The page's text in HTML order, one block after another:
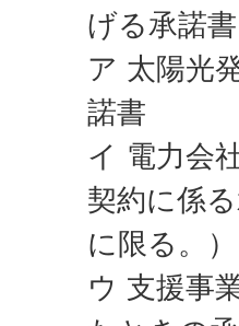
げる承諾書
ア 太陽光
諾書
イ 電力会
契約に係
に限る。）
ウ 支援事